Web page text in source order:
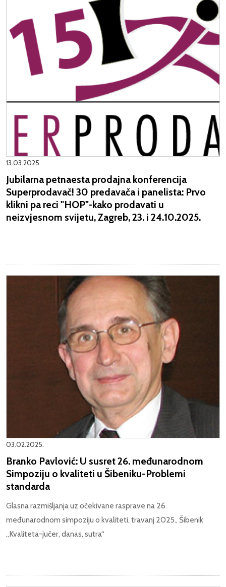
13.03.2025.
Jubilarna petnaesta prodajna konferencija
Superprodavač! 30 predavača i panelista: Prvo
klikni pa reci "HOP"-kako prodavati u
neizvjesnom svijetu, Zagreb, 23. i 24.10.2025.
03.02.2025.
Branko Pavlović: U susret 26. međunarodnom
Simpoziju o kvaliteti u Šibeniku-Problemi
standarda
Glasna razmišljanja uz očekivane rasprave na 26.
međunarodnom simpoziju o kvaliteti, travanj 2025., Šibenik
„Kvaliteta-jučer, danas, sutra“